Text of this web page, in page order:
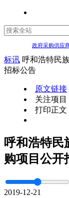
政府采购供应
标讯 呼和浩特民
招标公告
原文链接
关注项目
打印正文
呼和浩特民
购项目公开
2019-12-21